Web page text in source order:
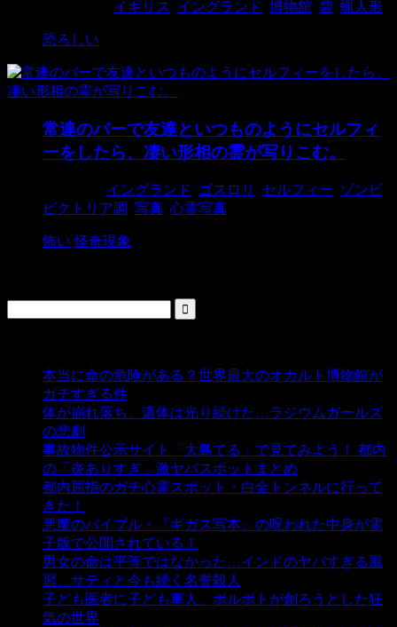
イギリス イングランド 博物館 砦 蝋人形
恐ろしい
常連のバーで友達といつものようにセルフィ
ーをしたら、凄い形相の霊が写りこむ。
イングランド ゴスロリ セルフィー ゾンビ
ビクトリア調 写真 心霊写真
怖い 怪奇現象
本当に命の危険がある？世界最大のオカルト博物館が
ガチすぎる件
体が崩れ落ち、遺体は光り続けた…ラジウムガールズ
の悲劇
事故物件公示サイト「大島てる」で見てみよう！ 都内
の「炎ありすぎ」激ヤバスポットまとめ
都内屈指のガチ心霊スポット・白金トンネルに行って
きた！
悪魔のバイブル・『ギガス写本』の呪われた中身が電
子版で公開されている！
男女の命は平等ではなかった…インドのヤバすぎる風
習、サティと今も続く名誉殺人
子ども医者に子ども軍人、ポルポトが創ろうとした狂
気の世界